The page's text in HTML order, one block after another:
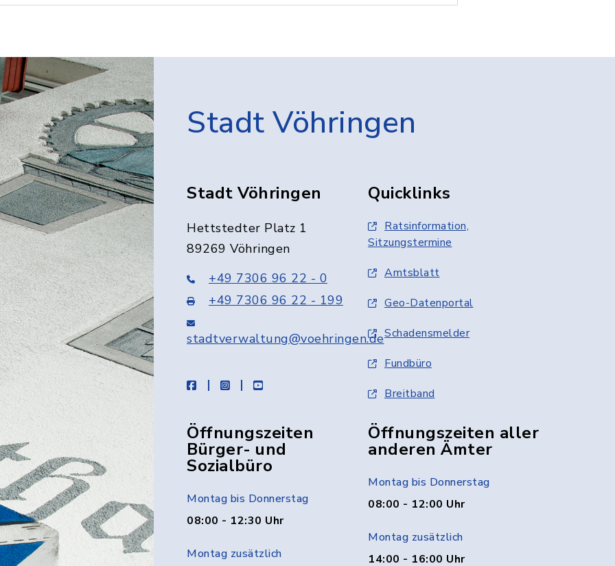
Stadt Vöhringen
Stadt Vöhringen
Hettstedter Platz 1
89269 Vöhringen
+49 7306 96 22 - 0
+49 7306 96 22 - 199
stadtverwaltung@voehringen.de
facebookinstagramyoutube
Quicklinks
Ratsinformation,
Sitzungstermine
Amtsblatt
Geo-Datenportal
Schadensmelder
Fundbüro
Breitband
Öffnungszeiten
Bürger- und
Sozialbüro
Montag bis Donnerstag
08:00 - 12:30 Uhr
Montag zusätzlich
Öffnungszeiten aller
anderen Ämter
Montag bis Donnerstag
08:00 - 12:00 Uhr
Montag zusätzlich
14:00 - 16:00 Uhr